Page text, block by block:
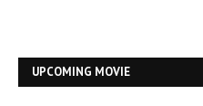
UPCOMING MOVIE